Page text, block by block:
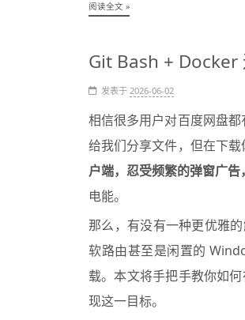
阅读全文 »
Git Bash + Docker
发表于 2026-06-02
相信很多用户对百度网盘
给我们分享文件，但在下载
户端，忍受频繁的弹窗广
电能。
那么，有没有一种更优雅
软路由甚至是闲置的
载。本文将手把手教你如
现这一目标。